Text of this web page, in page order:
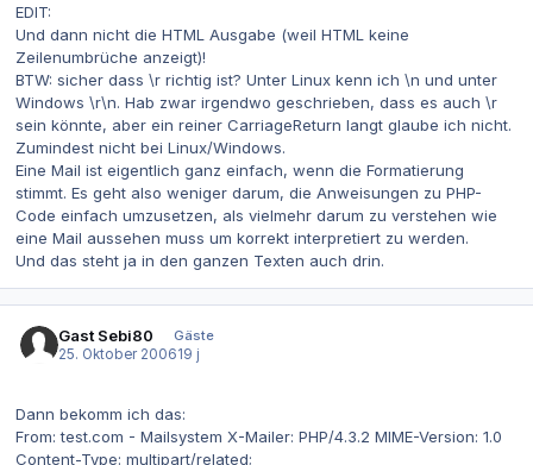
EDIT:
Und dann nicht die HTML Ausgabe (weil HTML keine
Zeilenumbrüche anzeigt)!
BTW: sicher dass \r richtig ist? Unter Linux kenn ich \n und unter
Windows \r\n. Hab zwar irgendwo geschrieben, dass es auch \r
sein könnte, aber ein reiner CarriageReturn langt glaube ich nicht.
Zumindest nicht bei Linux/Windows.
Eine Mail ist eigentlich ganz einfach, wenn die Formatierung
stimmt. Es geht also weniger darum, die Anweisungen zu PHP-
Code einfach umzusetzen, als vielmehr darum zu verstehen wie
eine Mail aussehen muss um korrekt interpretiert zu werden.
Und das steht ja in den ganzen Texten auch drin.
Gast Sebi80
Gäste
25. Oktober 200619 j
Dann bekomm ich das:
From: test.com - Mailsystem X-Mailer: PHP/4.3.2 MIME-Version: 1.0
Content-Type: multipart/related;